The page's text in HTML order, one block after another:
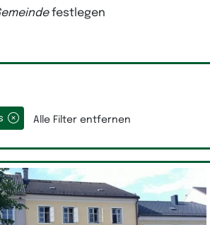
festlegen
Alle Filter entfernen